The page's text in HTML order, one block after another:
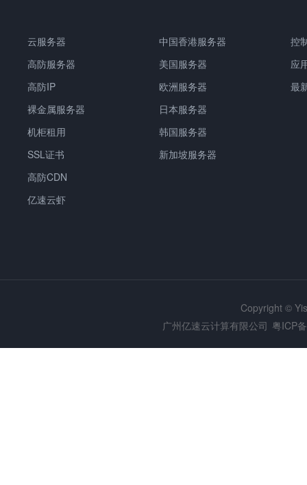
云服务器
高防服务器
高防IP
裸金属服务器
机柜租用
SSL证书
高防CDN
亿速云虾
中国香港服务器
美国服务器
欧洲服务器
日本服务器
韩国服务器
新加坡服务器
控
应
最
Copyright ©
广州亿速云计算有限公司 粤ICP